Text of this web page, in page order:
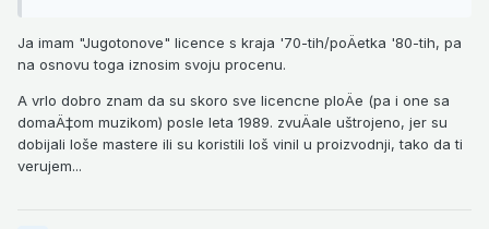
Ja imam "Jugotonove" licence s kraja '70-tih/poÄetka '80-tih, pa
na osnovu toga iznosim svoju procenu.
A vrlo dobro znam da su skoro sve licencne ploÄe (pa i one sa
domaÄ‡om muzikom) posle leta 1989. zvuÄale uštrojeno, jer su
dobijali loše mastere ili su koristili loš vinil u proizvodnji, tako da ti
verujem...